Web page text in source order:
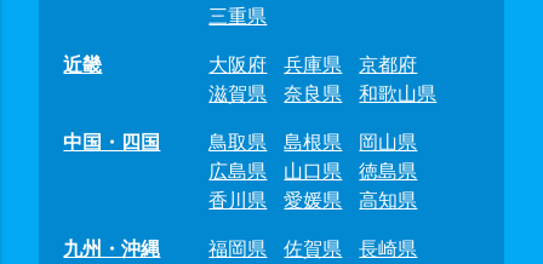
三重県
近畿
大阪府 兵庫県
京都府
滋賀県
奈良県
和歌山県
中国・四国
鳥取県 島根県
岡山県
広島県
山口県
徳島県
香川県
愛媛県
高知県
九州・沖縄
福岡県 佐賀県 長崎県